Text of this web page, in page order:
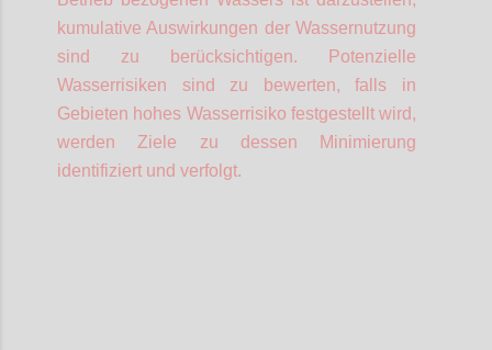
kumulative Auswirkungen der Wassernutzung
sind zu berücksichtigen. Potenzielle
Wasserrisiken sind zu bewerten, falls in
Gebieten hohes Wasserrisiko festgestellt wird,
werden Ziele zu dessen Minimierung
identifiziert und verfolgt.